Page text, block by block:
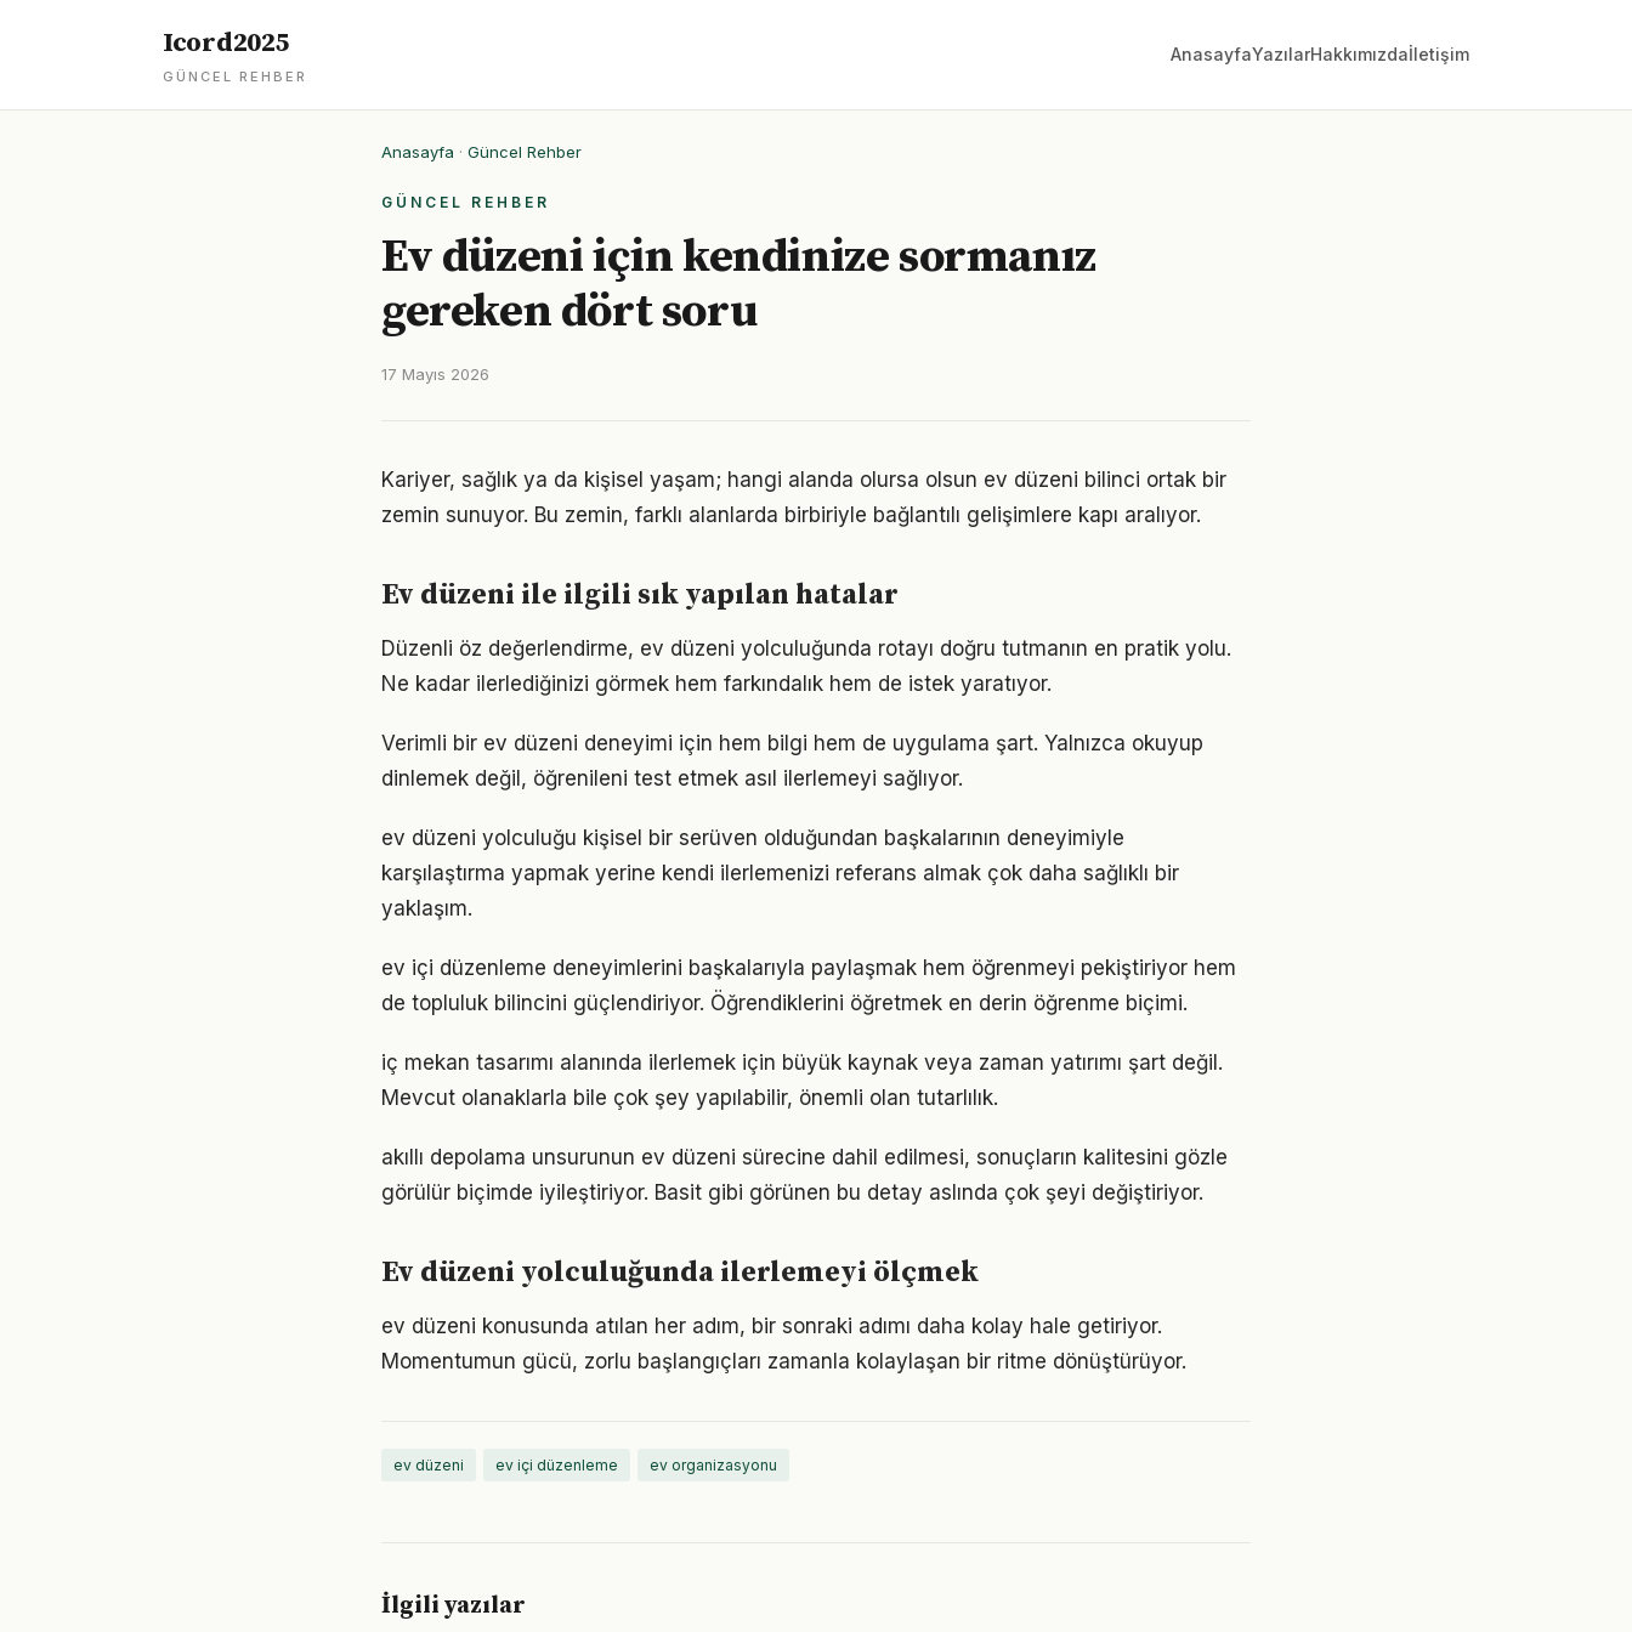
Icord2025
GÜNCEL REHBER
AnasayfaYazılarHakkımızdaİletişim
Anasayfa · Güncel Rehber
GÜNCEL REHBER
Ev düzeni için kendinize sormanız
gereken dört soru
17 Mayıs 2026
Kariyer, sağlık ya da kişisel yaşam; hangi alanda olursa olsun ev düzeni bilinci ortak bir
zemin sunuyor. Bu zemin, farklı alanlarda birbiriyle bağlantılı gelişimlere kapı aralıyor.
Ev düzeni ile ilgili sık yapılan hatalar
Düzenli öz değerlendirme, ev düzeni yolculuğunda rotayı doğru tutmanın en pratik yolu.
Ne kadar ilerlediğinizi görmek hem farkındalık hem de istek yaratıyor.
Verimli bir ev düzeni deneyimi için hem bilgi hem de uygulama şart. Yalnızca okuyup
dinlemek değil, öğrenileni test etmek asıl ilerlemeyi sağlıyor.
ev düzeni yolculuğu kişisel bir serüven olduğundan başkalarının deneyimiyle
karşılaştırma yapmak yerine kendi ilerlemenizi referans almak çok daha sağlıklı bir
yaklaşım.
ev içi düzenleme deneyimlerini başkalarıyla paylaşmak hem öğrenmeyi pekiştiriyor hem
de topluluk bilincini güçlendiriyor. Öğrendiklerini öğretmek en derin öğrenme biçimi.
iç mekan tasarımı alanında ilerlemek için büyük kaynak veya zaman yatırımı şart değil.
Mevcut olanaklarla bile çok şey yapılabilir, önemli olan tutarlılık.
akıllı depolama unsurunun ev düzeni sürecine dahil edilmesi, sonuçların kalitesini gözle
görülür biçimde iyileştiriyor. Basit gibi görünen bu detay aslında çok şeyi değiştiriyor.
Ev düzeni yolculuğunda ilerlemeyi ölçmek
ev düzeni konusunda atılan her adım, bir sonraki adımı daha kolay hale getiriyor.
Momentumun gücü, zorlu başlangıçları zamanla kolaylaşan bir ritme dönüştürüyor.
ev düzeni ev içi düzenleme ev organizasyonu
İlgili yazılar